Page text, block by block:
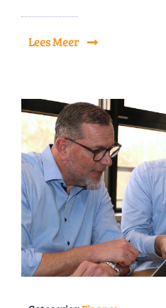
Lees Meer